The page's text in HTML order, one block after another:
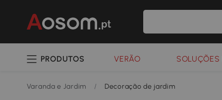
PRODUTOS VERÃO SOLUÇÕES
Varanda e Jardim / Decoração de jardim